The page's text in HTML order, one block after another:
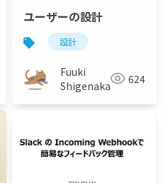
ユーザーの設計
設計
Fuuki
Shigenaka
624